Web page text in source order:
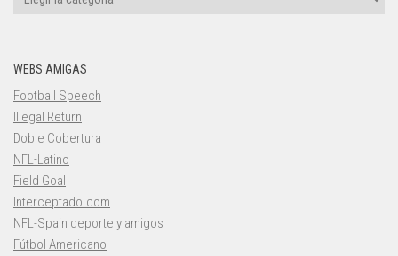
WEBS AMIGAS
Football Speech
Illegal Return
Doble Cobertura
NFL-Latino
Field Goal
Interceptado.com
NFL-Spain deporte y amigos
Fútbol Americano